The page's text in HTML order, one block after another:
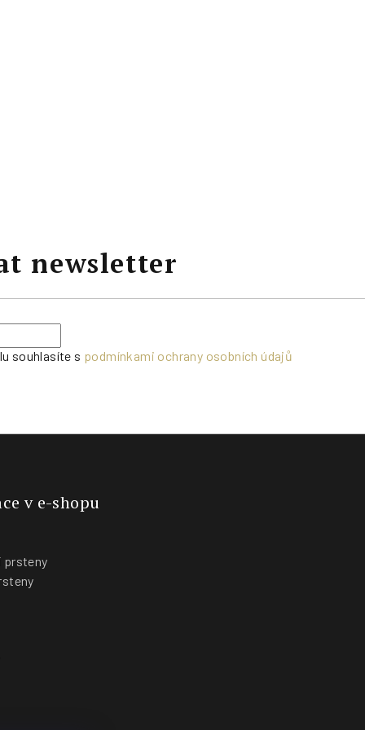
newsletter
souhlasíte s podmínkami ochrany osobních údajů
v e-shopu
prsteny